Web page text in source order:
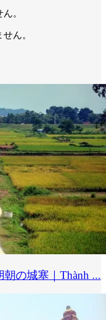
。
ん。
の城塞｜Thành ...